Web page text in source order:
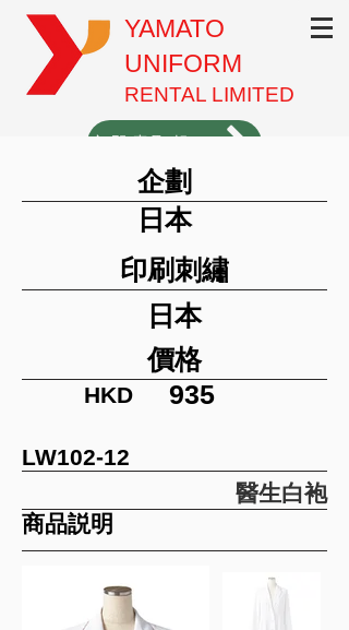
YAMATO
UNIFORM
RENTAL LIMITED
立即索取報價（1分鐘填表）
3620-3701
企劃
日本
印刷刺繡
日本
價格
HKD 935
LW102-12
醫生白袍
​商品説明